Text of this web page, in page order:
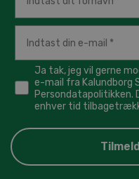
Ja tak, jeg vil gerne
e-mail fra Kalundborg
Persondatapolitikken.
enhver tid